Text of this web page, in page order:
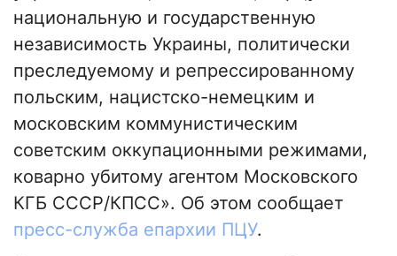
национальную и государственную
независимость Украины, политически
преследуемому и репрессированному
польским, нацистско-немецким и
московским коммунистическим
советским оккупационными режимами,
коварно убитому агентом Московского
КГБ СССР/КПСС». Об этом сообщает
пресс-служба епархии ПЦУ.